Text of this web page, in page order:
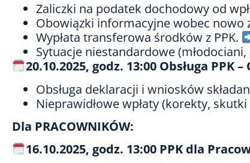
Zaliczki na podatek dochodowy od
Obowiązki informacyjne wobec nowo
Wypłata transferowa środków z PPK.
Sytuacje niestandardowe (młodociani,
20.10.2025, godz. 13:00 Obsługa PPK –
Obsługa deklaracji i wniosków
Nieprawidłowe wpłaty (korekty,
Dla PRACOWNIKÓW:
16.10.2025, godz. 13:00 PPK dla